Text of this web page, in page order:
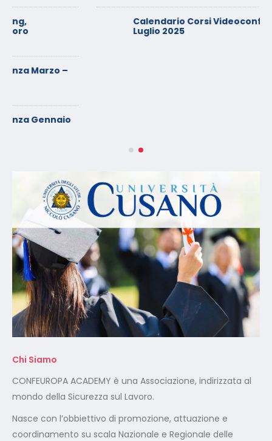
Calendario Corsi Videoconferenza Giugno –
Chi Siamo
CONFEUROPA ACADEMY è una Associazione, indirizzata al
mondo della Sicurezza sul Lavoro.
coordinamento su scala Nazionale e Regionale delle
iniziative di Formazione, orientamento, ricerca,
addestramento, formazione universitaria, qualificazione e
Certificazione ISO 9001:2015